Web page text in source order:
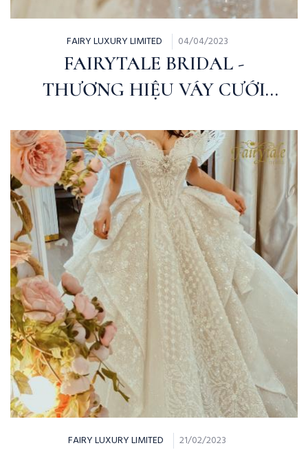
FAIRY LUXURY LIMITED 04/04/2023
FAIRYTALE BRIDAL -
THƯƠNG HIỆU VÁY CƯỚI
NHỮNG NÀNG CÔNG CHÚA
FAIRY LUXURY LIMITED 21/02/2023